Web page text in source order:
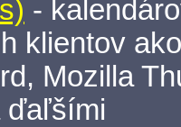
-
klientov
Mozilla
ďaľšími